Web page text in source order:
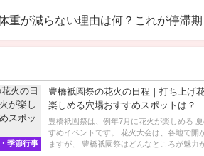
重が減らない理由は何？これが停滞期
季節行事
豊橋祇園祭の花火の日程｜打ち上げ
楽しめる穴場おすすめスポットは？
豊橋祇園祭は、例年7月に花火が楽しめる
すめイベントです。 花火大会は、各地で開
ますが、 豊橋祇園祭はどんなところが魅力